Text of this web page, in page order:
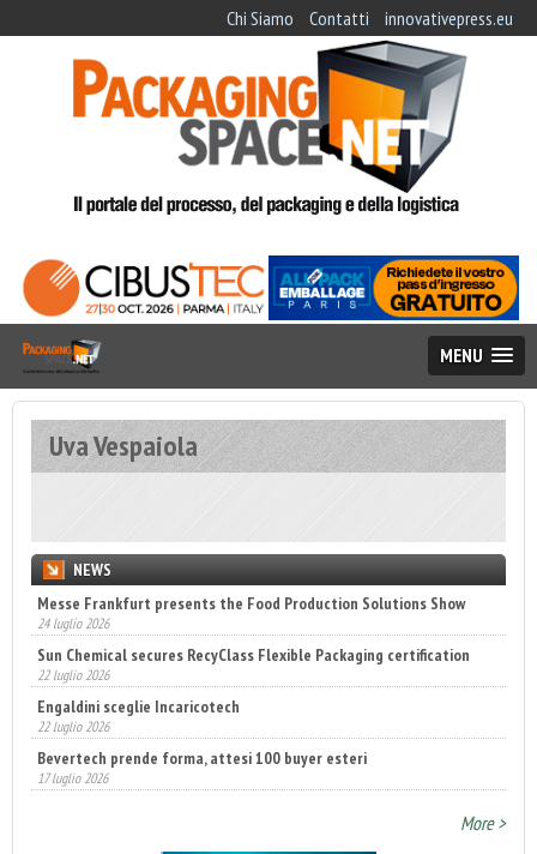
Chi Siamo Contatti innovativepress.eu
MENU
Uva Vespaiola
NEWS
Messe Frankfurt presents the Food Production Solutions Show
24 luglio 2026
Sun Chemical secures RecyClass Flexible Packaging certification
22 luglio 2026
Engaldini sceglie Incaricotech
22 luglio 2026
Bevertech prende forma, attesi 100 buyer esteri
17 luglio 2026
Annunciati i finalisti dei Diamonds Awards 2026 di FTA Europe
More >